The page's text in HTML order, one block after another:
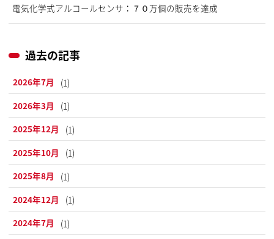
電気化学式アルコールセンサ：７０万個の販売を達成
過去の記事
2026年7月
(1)
2026年3月
(1)
2025年12月
(1)
2025年10月
(1)
2025年8月
(1)
2024年12月
(1)
2024年7月
(1)